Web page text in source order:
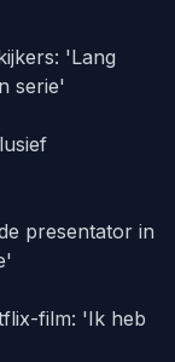
'Lang
serie'
presentator in
film: 'Ik heb